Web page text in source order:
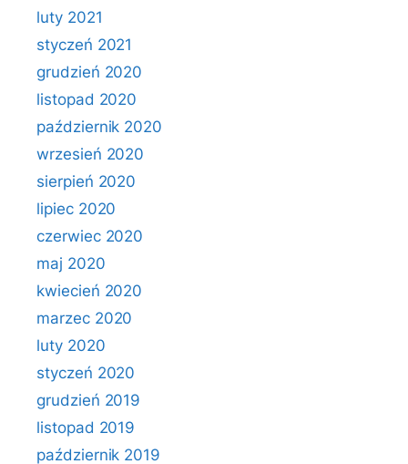
luty 2021
styczeń 2021
grudzień 2020
listopad 2020
październik 2020
wrzesień 2020
sierpień 2020
lipiec 2020
czerwiec 2020
maj 2020
kwiecień 2020
marzec 2020
luty 2020
styczeń 2020
grudzień 2019
listopad 2019
październik 2019